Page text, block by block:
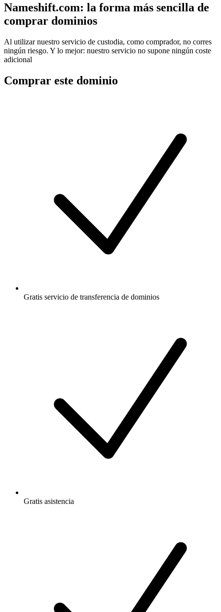
Nameshift.com: la forma más sencilla de
comprar dominios
Al utilizar nuestro servicio de custodia, como comprador, no corres
ningún riesgo. Y lo mejor: nuestro servicio no supone ningún coste
adicional
Comprar este dominio
Gratis servicio de transferencia de dominios
Gratis asistencia